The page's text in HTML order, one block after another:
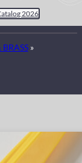
2026
»